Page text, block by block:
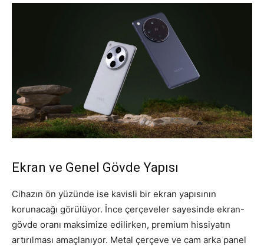
Ekran ve Genel Gövde Yapısı
Cihazın ön yüzünde ise kavisli bir ekran yapısının
korunacağı görülüyor. İnce çerçeveler sayesinde ekran-
gövde oranı maksimize edilirken, premium hissiyatın
artırılması amaçlanıyor. Metal çerçeve ve cam arka panel